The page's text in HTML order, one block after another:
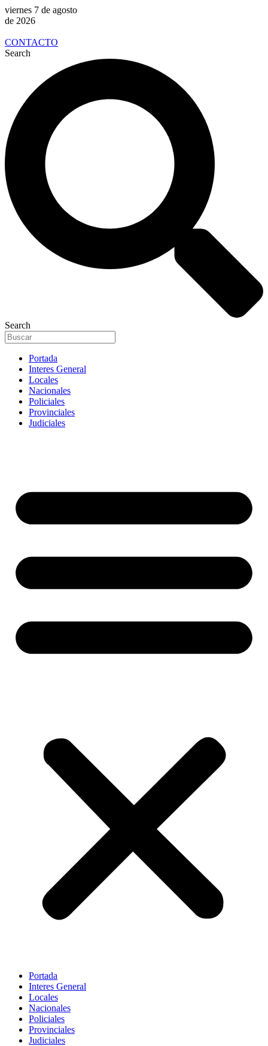
viernes 7 de agosto
de 2026
CONTACTO
Search
Search
Portada
Interes General
Locales
Nacionales
Policiales
Provinciales
Judiciales
Portada
Interes General
Locales
Nacionales
Policiales
Provinciales
Judiciales